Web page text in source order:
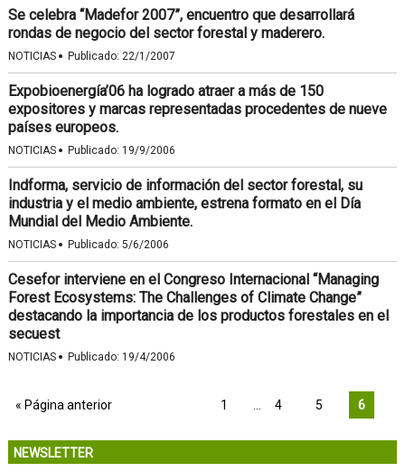
Se celebra “Madefor 2007”, encuentro que desarrollará
rondas de negocio del sector forestal y maderero.
NOTICIAS · Publicado: 22/1/2007
Expobioenergía’06 ha logrado atraer a más de 150
expositores y marcas representadas procedentes de nueve
países europeos.
NOTICIAS · Publicado: 19/9/2006
Indforma, servicio de información del sector forestal, su
industria y el medio ambiente, estrena formato en el Día
Mundial del Medio Ambiente.
NOTICIAS · Publicado: 5/6/2006
Cesefor interviene en el Congreso Internacional “Managing
Forest Ecosystems: The Challenges of Climate Change”
destacando la importancia de los productos forestales en el
secuest
NOTICIAS · Publicado: 19/4/2006
« Página anterior 1 4 5 6
NEWSLETTER